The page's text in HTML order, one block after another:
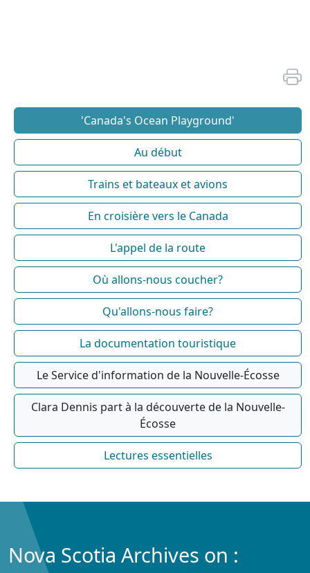
'Canada's Ocean Playground'
Au début
Trains et bateaux et avions
En croisière vers le Canada
L'appel de la route
Où allons-nous coucher?
Qu'allons-nous faire?
La documentation touristique
Le Service d'information de la Nouvelle-Écosse
Clara Dennis part à la découverte de la Nouvelle-
Écosse
Lectures essentielles
Nova Scotia Archives on :